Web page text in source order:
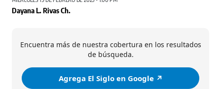
Dayana L. Rivas Ch.
Encuentra más de nuestra cobertura en los resultados
de búsqueda.
Agrega El Siglo en Google ↗️